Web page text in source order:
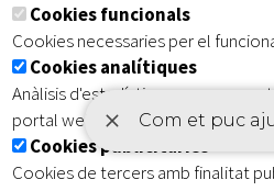
Subscriu-te al nostre butlletí
Inici | Avís legal | Protecció
| Accessibilitat
Cookies funcionals
Cookies necessaries per el
Cookies analítiques
Anàlisis d'estadístiques que
portal web
Cookies publicitàries
Cookies de tercers amb finalitat